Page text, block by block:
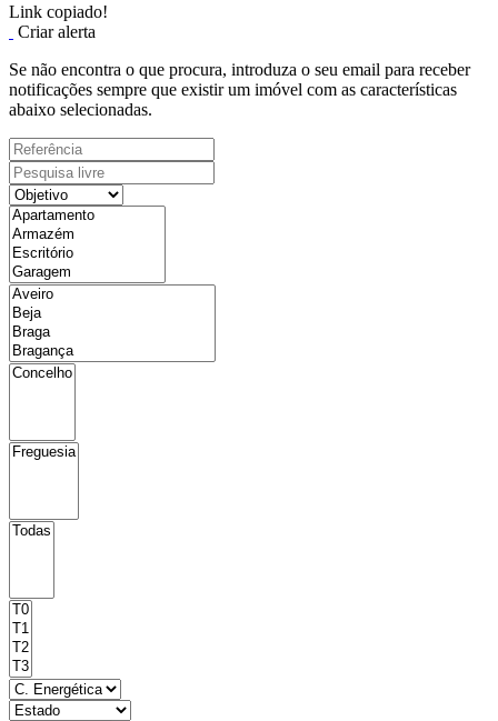
Link copiado!
Criar alerta
Se não encontra o que procura, introduza o seu email para receber
notificações sempre que existir um imóvel com as características
abaixo selecionadas.